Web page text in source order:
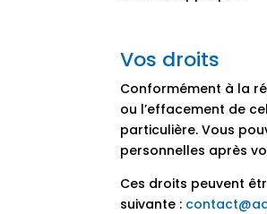
Vos droits
Conformément à la
ou l’effacement de
particulière. Vous
personnelles après
Ces droits peuvent
suivante :